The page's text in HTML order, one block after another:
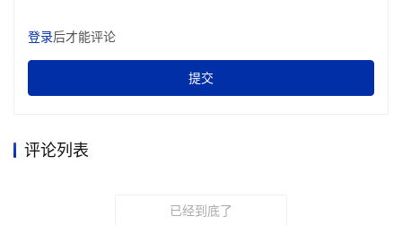
登录后才能评论
提交
评论列表
已经到底了